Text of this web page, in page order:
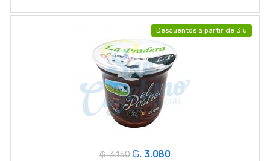
Descuentos a partir de 3 u
₲. 3.150 ₲. 3.080